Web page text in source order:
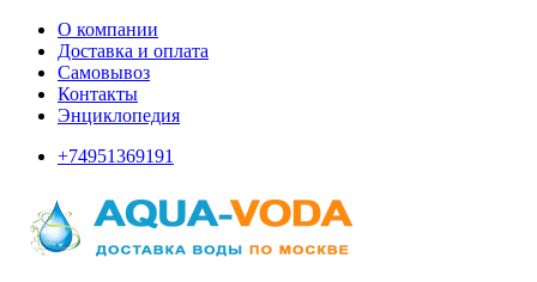
О компании
Доставка и оплата
Самовывоз
Контакты
Энциклопедия
+74951369191